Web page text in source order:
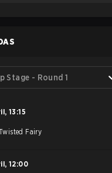
Stage - Round 1
, 13:15
Fairy
, 12:00